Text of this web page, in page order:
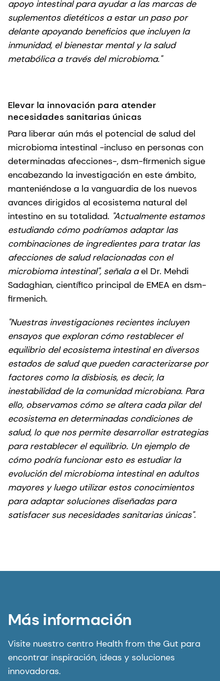
apoyo intestinal para ayudar a las marcas de
suplementos dietéticos a estar un paso por
delante apoyando beneficios que incluyen la
inmunidad, el bienestar mental y la salud
metabólica a través del microbioma."
Elevar la innovación para atender
necesidades sanitarias únicas
Para liberar aún más el potencial de salud del
microbioma intestinal -incluso en personas con
determinadas afecciones-, dsm-firmenich sigue
encabezando la investigación en este ámbito,
manteniéndose a la vanguardia de los nuevos
avances dirigidos al ecosistema natural del
intestino en su totalidad. "Actualmente estamos
estudiando cómo podríamos adaptar las
combinaciones de ingredientes para tratar las
afecciones de salud relacionadas con el
microbioma intestinal", señala ael Dr. Mehdi
Sadaghian, científico principal de EMEA en dsm-
firmenich.
"Nuestras investigaciones recientes incluyen
ensayos que exploran cómo restablecer el
equilibrio del ecosistema intestinal en diversos
estados de salud que pueden caracterizarse por
factores como la disbiosis, es decir, la
inestabilidad de la comunidad microbiana. Para
ello, observamos cómo se altera cada pilar del
ecosistema en determinadas condiciones de
salud, lo que nos permite desarrollar estrategias
para restablecer el equilibrio. Un ejemplo de
cómo podría funcionar esto es estudiar la
evolución del microbioma intestinal en adultos
mayores y luego utilizar estos conocimientos
para adaptar soluciones diseñadas para
satisfacer sus necesidades sanitarias únicas".
Más información
Visite nuestro centro Health from the Gut para
encontrar inspiración, ideas y soluciones
innovadoras.